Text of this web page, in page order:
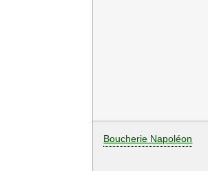
Boucherie Napoléon